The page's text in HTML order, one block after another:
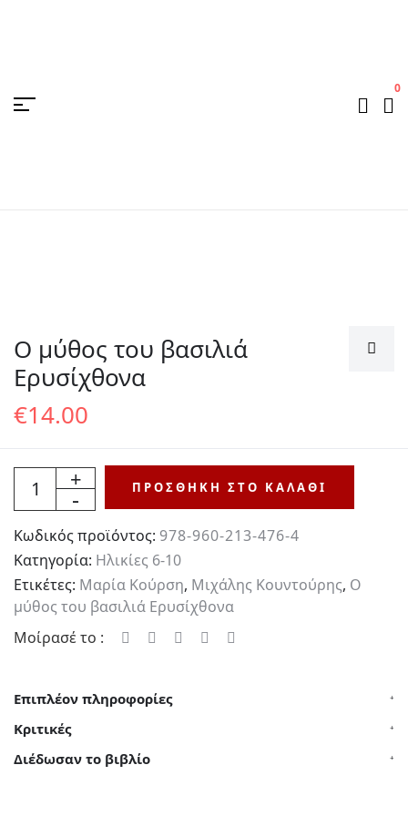
0
Ο μύθος του βασιλιά
Ερυσίχθονα
€14.00
Ποσότητα
ΠΡΟΣΘΉΚΗ ΣΤΟ ΚΑΛΆΘΙ
Κωδικός προϊόντος: 978-960-213-476-4
Κατηγορία: Ηλικίες 6-10
Ετικέτες: Μαρία Κούρση, Μιχάλης Κουντούρης, Ο
μύθος του βασιλιά Ερυσίχθονα
Μοίρασέ το :
Επιπλέον πληροφορίες
Κριτικές
Διέδωσαν το βιβλίο